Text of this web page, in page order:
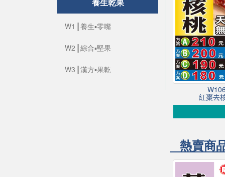
紅棗去
熱賣商
W1║養生▪零嘴
W2║綜合▪堅果
W3║漢方▪果乾